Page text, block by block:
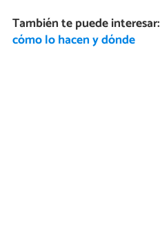
También te puede interesar:
cómo lo hacen y dónde